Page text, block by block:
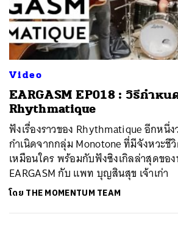
Video
EARGASM EP018 : วิธีกำห
Rhythmatique
ฟังเรื่องราวของ Rhythmatique อีกหนึ่
กำเนิดจากกลุ่ม Monotone ที่มีจังหวะชี
เหมือนใคร พร้อมกับฟังซิงเกิลล่าสุดขอ
EARGASM กับ แพท บุญสินสุข เจ้าเก่า
โดย THE MOMENTUM TEAM